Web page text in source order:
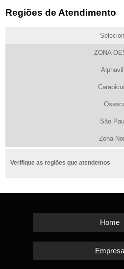
Regiões de Atendimento
ZONA
São
Zona
Verifique as regiões que atendemos
Home
Empresa